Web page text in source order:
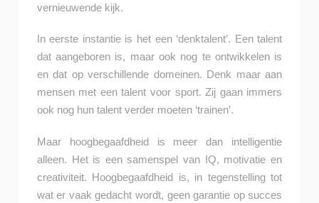
vernieuwende kijk.
In eerste instantie is het een ‘denktalent’. Een talent
dat aangeboren is, maar ook nog te ontwikkelen is
en dat op verschillende domeinen. Denk maar aan
mensen met een talent voor sport. Zij gaan immers
ook nog hun talent verder moeten ‘trainen’.
Maar hoogbegaafdheid is meer dan intelligentie
alleen. Het is een samenspel van IQ, motivatie en
creativiteit. Hoogbegaafdheid is, in tegenstelling tot
wat er vaak gedacht wordt, geen garantie op succes